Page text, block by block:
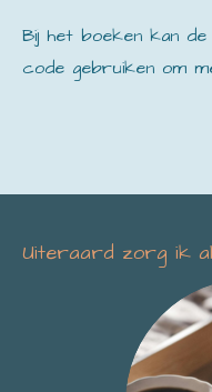
Bij het boeken kan
code gebruiken om
Uiteraard zorg ik